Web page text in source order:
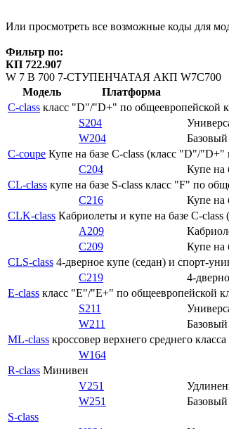
Или просмотреть все возможные коды для
Фильтр по:
КП 722.907
W 7 B 700 7-СТУПЕНЧАТАЯ АКП W7C700
Модель
Платформа
C-class класс "D"/"D+" по общеевропейской
S204
W204
Базовый
C-coupe Купе на базе C-class (класс "D"/
C204
Купе на
CL-class купе на базе S-class класс "F" по
C216
Купе на
CLK-class Кабриолеты и купе на базе C-
A209
C209
Купе на
CLS-class 4-дверное купе (седан) и спорт-
C219
4-
E-class класс "E"/"E+" по общеевропейской
S211
W211
Базовый
ML-class кроссовер верхнего среднего
W164
R-class Минивен
V251
W251
S-class